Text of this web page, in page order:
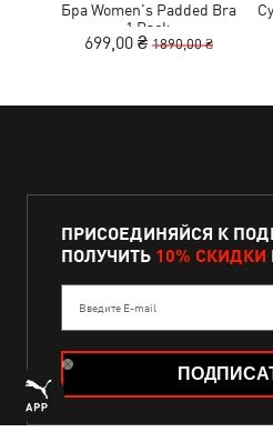
Бра Women's Padded Bra
1 Pack
699,00 ₴ 1890,00 ₴
ПРИСОЕДИНЯЙСЯ К
ПОЛУЧИТЬ 10% СКИДКИ
Введите E-mail